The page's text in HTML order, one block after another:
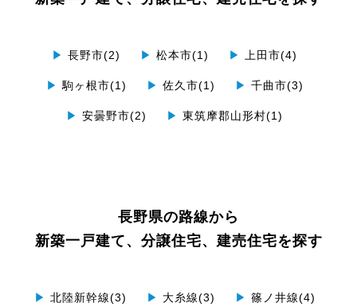
▶ 長野市(2) ▶ 松本市(1) ▶ 上田市(4)
▶ 駒ヶ根市(1) ▶ 佐久市(1) ▶ 千曲市(3)
▶ 安曇野市(2) ▶ 東筑摩郡山形村(1)
長野県の路線から
新築一戸建て、分譲住宅、建売住宅を探す
▶ 北陸新幹線(3) ▶ 大糸線(3) ▶ 篠ノ井線(4)